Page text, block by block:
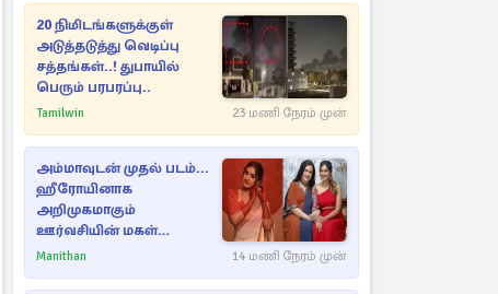
20 நிமிடங்களுக்குள்
அடுத்தடுத்து வெடிப்பு
சத்தங்கள்..! துபாயில்
பெரும் பரபரப்பு..
Tamilwin 23 மணி நேரம் முன்
அம்மாவுடன் முதல் படம்...
ஹீரோயினாக
அறிமுகமாகும்
ஊர்வசியின் மகள்
தேஜலட்சுமி!
Manithan 14 மணி நேரம் முன்